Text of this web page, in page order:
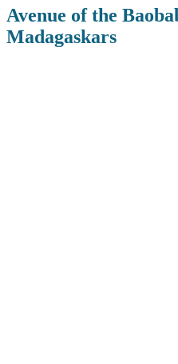
Avenue of the
Madagaskars